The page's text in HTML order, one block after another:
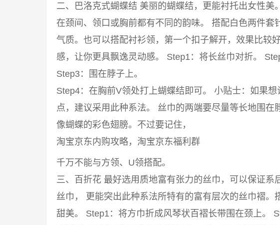
二、巴洛克式蝴蝶结 美丽的蝴蝶结，更能衬托出女性
在颈间、领口或胸前都有不同的韵味。 搭配白色两件
气质。也可以搭配衬衫领，第一个扣子解开，效果比较
感，让你更具飘逸灵动感。 Step1：将长丝巾对折。
Step3：围在脖子上。
Step4：在胸前V领处打上蝴蝶结即可。 小贴士：如果
点，建议采用此种系法。 丝巾的两端要尽量等长地围
像蝴蝶的彩色翅膀。不过要记住，
淘宝京东内购攻略，淘宝京东福利群
千万不能与方领、U领搭配。
三、百折花 最好选用质地富有张力的丝巾，可以保证系
丝巾， 更能突出此种系法所特有的富有层次的丝巾褶。
甜美。 Step1：将方巾折成风琴状百褶长带围在颈上。